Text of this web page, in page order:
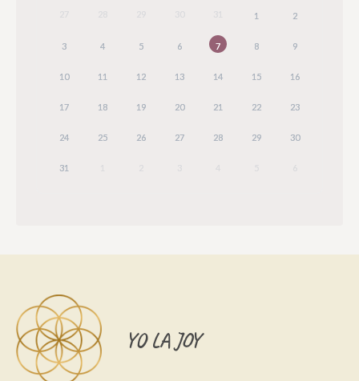
1 2
3 4 5 6 7 8 9
10 11 12 13 14 15 16
17 18 19 20 21 22 23
24 25 26 27 28 29 30
31
YO LA JOY